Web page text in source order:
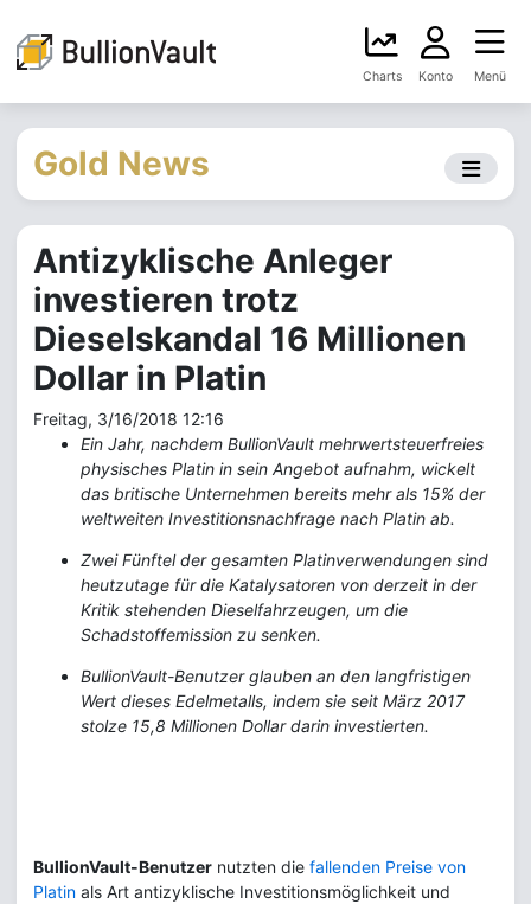
Charts Konto Menü
Gold News
Antizyklische Anleger
investieren trotz
Dieselskandal 16 Millionen
Dollar in Platin
Freitag, 3/16/2018 12:16
Ein Jahr, nachdem BullionVault mehrwertsteuerfreies
physisches Platin in sein Angebot aufnahm, wickelt
das britische Unternehmen bereits mehr als 15% der
weltweiten Investitionsnachfrage nach Platin ab.
Zwei Fünftel der gesamten Platinverwendungen sind
heutzutage für die Katalysatoren von derzeit in der
Kritik stehenden Dieselfahrzeugen, um die
Schadstoffemission zu senken.
BullionVault-Benutzer glauben an den langfristigen
Wert dieses Edelmetalls, indem sie seit März 2017
stolze 15,8 Millionen Dollar darin investierten.
BullionVault-Benutzer nutzten die fallenden Preise von
Platin als Art antizyklische Investitionsmöglichkeit und